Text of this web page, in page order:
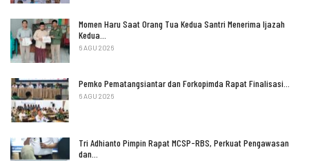
Momen Haru Saat Orang Tua Kedua Santri Menerima Ijazah
Kedua…
6 AGU 2026
Pemko Pematangsiantar dan Forkopimda Rapat Finalisasi…
6 AGU 2026
Tri Adhianto Pimpin Rapat MCSP-RBS, Perkuat Pengawasan
dan…